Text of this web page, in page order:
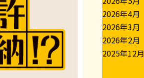
2026年4月
2026年3月
2026年2月
2025年12月